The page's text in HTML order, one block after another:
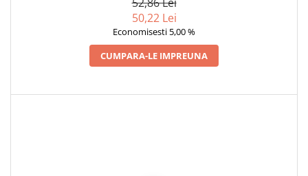
50,22 Lei
Economisesti 5,00 %
CUMPARA-LE IMPREUNA